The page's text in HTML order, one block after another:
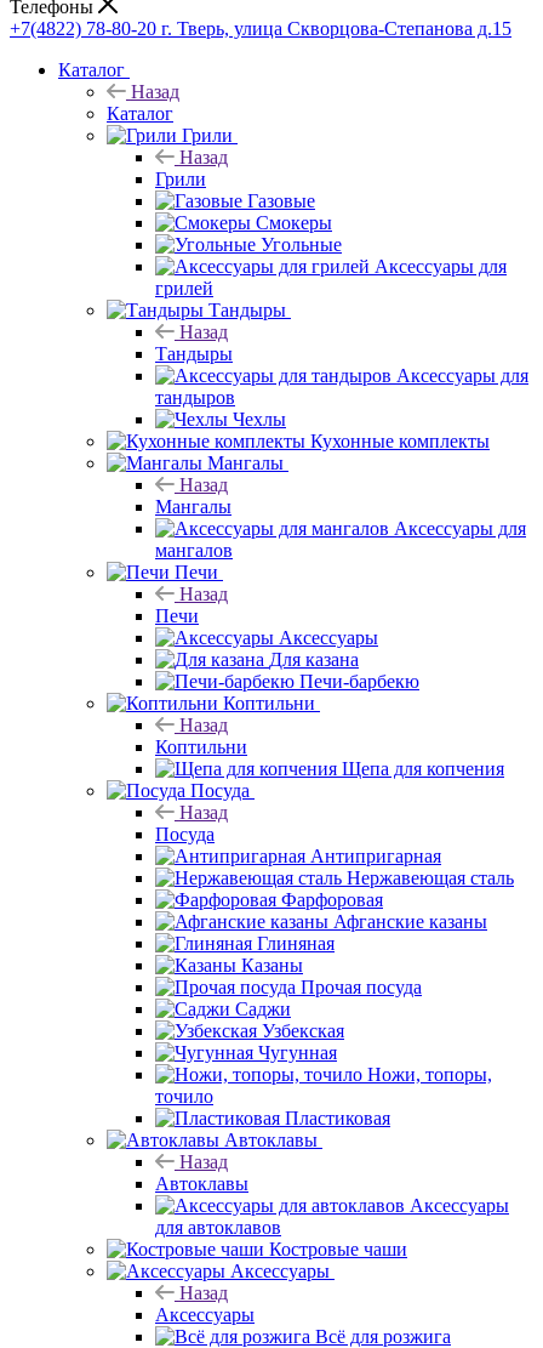
Телефоны
+7(4822) 78-80-20 г. Тверь, улица Скворцова-Степанова д.15
Каталог
Назад
Каталог
Грили
Назад
Грили
Газовые
Смокеры
Угольные
Аксессуары для
грилей
Тандыры
Назад
Тандыры
Аксессуары для
тандыров
Чехлы
Кухонные комплекты
Мангалы
Назад
Мангалы
Аксессуары для
мангалов
Печи
Назад
Печи
Аксессуары
Для казана
Печи-барбекю
Коптильни
Назад
Коптильни
Щепа для копчения
Посуда
Назад
Посуда
Антипригарная
Нержавеющая сталь
Фарфоровая
Афганские казаны
Глиняная
Казаны
Прочая посуда
Саджи
Узбекская
Чугунная
Ножи, топоры,
точило
Пластиковая
Автоклавы
Назад
Автоклавы
Аксессуары
для автоклавов
Костровые чаши
Аксессуары
Назад
Аксессуары
Всё для розжига